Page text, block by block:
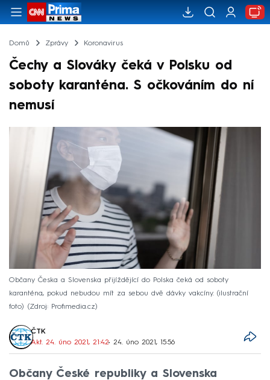
Domů Zprávy Koronavirus
Čechy a Slováky čeká v Polsku od
soboty karanténa. S očkováním do ní
nemusí
Občany Česka a Slovenska přijíždějící do Polska čeká od soboty
karanténa, pokud nebudou mít za sebou dvě dávky vakcíny. (ilustrační
foto)
Zdroj: Profimedia.cz
ČTK
Akt. 24. úno 2021, 21:42• 24. úno 2021, 15:56
Občany České republiky a Slovenska